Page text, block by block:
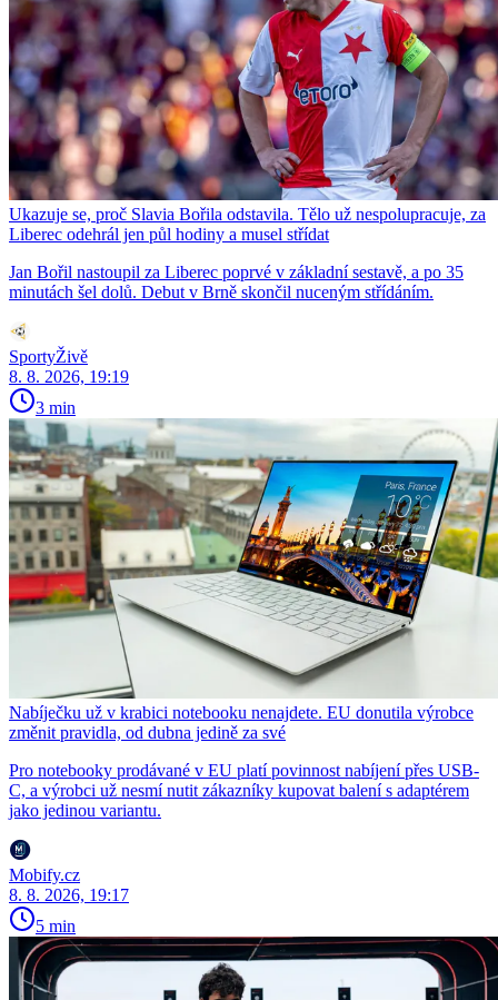
Ukazuje se, proč Slavia Bořila odstavila. Tělo už nespolupracuje, za
Liberec odehrál jen půl hodiny a musel střídat
Jan Bořil nastoupil za Liberec poprvé v základní sestavě, a po 35
minutách šel dolů. Debut v Brně skončil nuceným střídáním.
SportyŽivě
8. 8. 2026, 19:19
3 min
Nabíječku už v krabici notebooku nenajdete. EU donutila výrobce
změnit pravidla, od dubna jedině za své
Pro notebooky prodávané v EU platí povinnost nabíjení přes USB-
C, a výrobci už nesmí nutit zákazníky kupovat balení s adaptérem
jako jedinou variantu.
Mobify.cz
8. 8. 2026, 19:17
5 min